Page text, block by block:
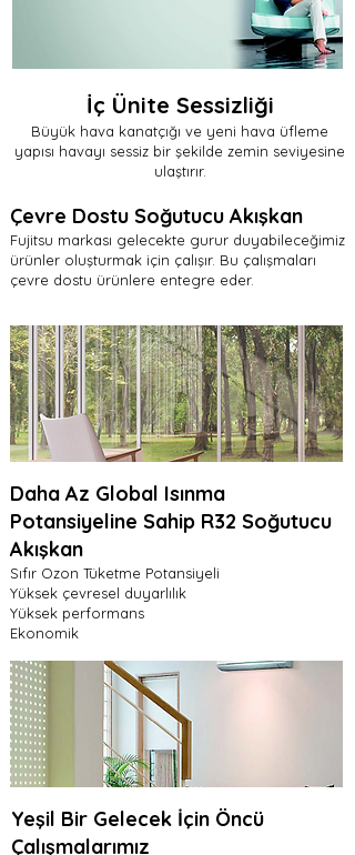
İç Ünite Sessizliği
Büyük hava kanatçığı ve yeni hava üfleme
yapısı havayı sessiz bir şekilde zemin seviyesine
ulaştırır.
Çevre Dostu Soğutucu Akışkan
Fujitsu markası gelecekte gurur duyabileceğimiz
ürünler oluşturmak için çalışır. Bu çalışmaları
çevre dostu ürünlere entegre eder.
Daha Az Global Isınma
Potansiyeline Sahip R32 Soğutucu
Akışkan
Sıfır Ozon Tüketme Potansiyeli
Yüksek çevresel duyarlılık
Yüksek performans
Ekonomik
Yeşil Bir Gelecek İçin Öncü
Çalışmalarımız